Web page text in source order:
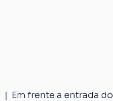
  |
Em frente a entrada do